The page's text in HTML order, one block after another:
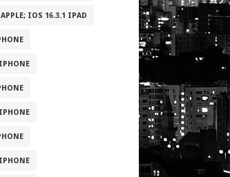
APPLE; IOS 16.3.1 IPAD